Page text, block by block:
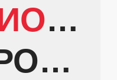
ФУНКЦИОНАЛЬНЫЕ